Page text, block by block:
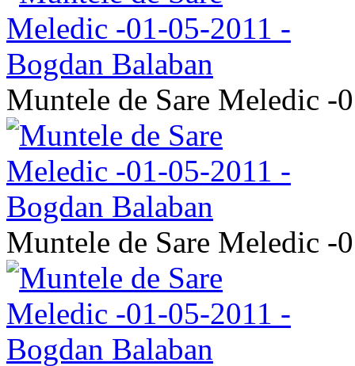
Muntele de Sare Meledic -
Muntele de Sare Meledic -